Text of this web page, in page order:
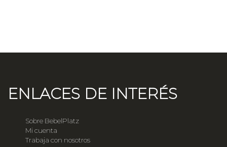
ENLACES DE INTERÉS
Sobre BebelPlatz
Mi cuenta
Trabaja con nosotros